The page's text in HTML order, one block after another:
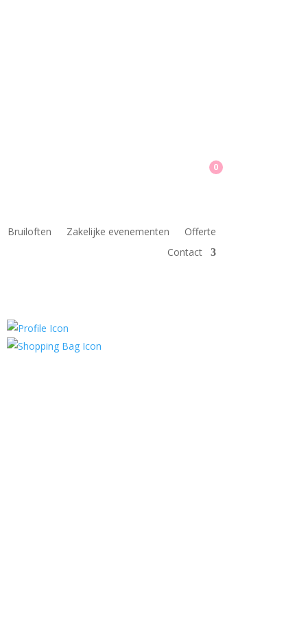
0
Bruiloften Zakelijke evenementen
Offerte
Contact